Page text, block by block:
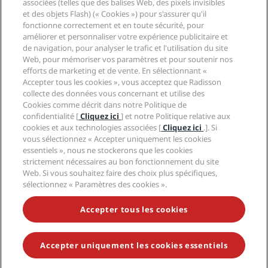
Application Radisson Hotels
Hôtels adaptés aux sportifs
Hôtels adaptés aux Familles
Santé et sécurité
Médias
Carrières RHG
Carrières PPHE
Carrières EHL
The Club by RHG
Opportunités de développement
Entreprise responsable
Approvisionnement
Légal
Centre de confidentialité
Mentions légales
Conditions générales Radisson Rewards
Contrat d’utilisation du site
Accessibilité numérique
Déclaration sur l’esclavage moderne
Aide
Avis aux consommateurs
Contact
FAQ
Plan du site
Médias sociaux
Marques Radisson Hotels
NE MANQUEZ AUCUNE DE NOS OFFRES LES PLUS
POPULAIRES
© 2026 Radisson Hotel Group.Tous droits réservés. RHG Radisson
Hotel Group, Radisson, Radisson RED, Radisson Blu, Radisson Collection,
associées (telles que des balises Web, des pixels invisibles
et des objets Flash) (« Cookies ») pour s'assurer qu'il
fonctionne correctement et en toute sécurité, pour
améliorer et personnaliser votre expérience publicitaire et
de navigation, pour analyser le trafic et l'utilisation du site
Web, pour mémoriser vos paramètres et pour soutenir nos
efforts de marketing et de vente. En sélectionnant «
Accepter tous les cookies », vous acceptez que Radisson
collecte des données vous concernant et utilise des
Cookies comme décrit dans notre Politique de
confidentialité [Cliquez ici] et notre Politique relative aux
cookies et aux technologies associées [Cliquez ici .]. Si
vous sélectionnez « Accepter uniquement les cookies
essentiels », nous ne stockerons que les cookies
strictement nécessaires au bon fonctionnement du site
Web. Si vous souhaitez faire des choix plus spécifiques,
sélectionnez « Paramètres des cookies ».
Accepter tous les cookies
Accepter uniquement les cookies essentiels